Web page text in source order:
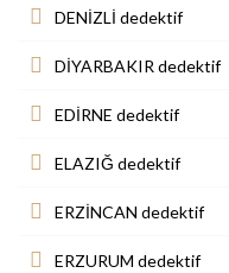
DENİZLİ dedektif
DİYARBAKIR dedektif
EDİRNE dedektif
ELAZIĞ dedektif
ERZİNCAN dedektif
ERZURUM dedektif